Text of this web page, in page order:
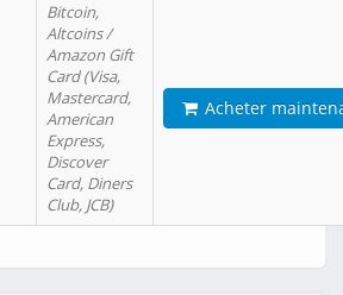
Bitcoin,
Altcoins /
Amazon Gift
Card (Visa,
Mastercard,
American
Express,
Discover
Card, Diners
Club, JCB)
Acheter